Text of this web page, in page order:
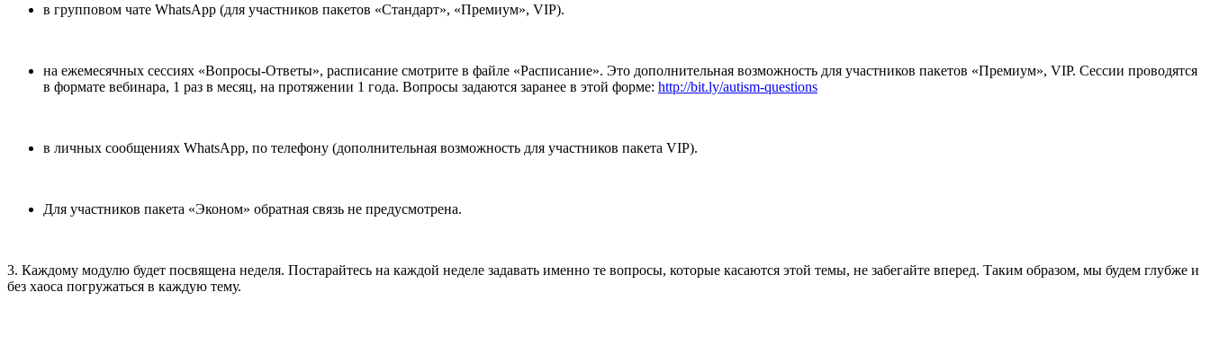
в групповом чате WhatsApp (для участников пакетов «Стандарт», «Премиум», VIP).
на ежемесячных сессиях «Вопросы-Ответы», расписание смотрите в файле «Расписание». Это дополнительная возможность для участников пакетов «Премиум», VIP. Сессии проводятся
в формате вебинара, 1 раз в месяц, на протяжении 1 года. Вопросы задаются заранее в этой форме: http://bit.ly/autism-questions
в личных сообщениях WhatsApp, по телефону (дополнительная возможность для участников пакета VIP).
Для участников пакета «Эконом» обратная связь не предусмотрена.
3. Каждому модулю будет посвящена неделя. Постарайтесь на каждой неделе задавать именно те вопросы, которые касаются этой темы, не забегайте вперед. Таким образом, мы будем глубже и
без хаоса погружаться в каждую тему.